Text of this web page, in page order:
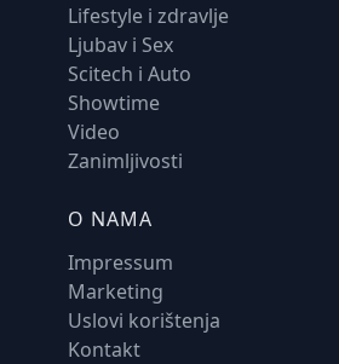
Lifestyle i zdravlje
Ljubav i Sex
Scitech i Auto
Showtime
Video
Zanimljivosti
O NAMA
Impressum
Marketing
Uslovi korištenja
Kontakt